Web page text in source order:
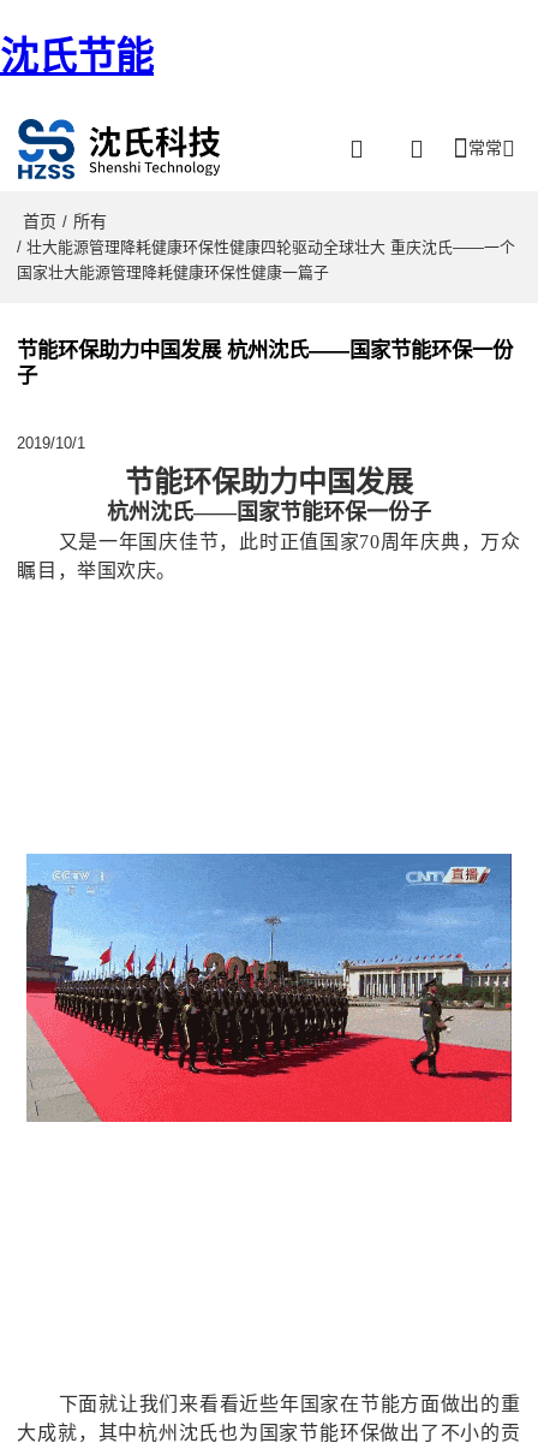
沈氏节能
常常
首页 / 所有
/ 壮大能源管理降耗健康环保性健康四轮驱动全球壮大 重庆沈氏——一个
国家壮大能源管理降耗健康环保性健康一篇子
节能环保助力中国发展 杭州沈氏——国家节能环保一份
子
2019/10/1
节能环保助力中国发展
杭州沈氏——国家节能环保一份子
又是一年国庆佳节，此时正值国家70周年庆典，万众
瞩目，举国欢庆。
下面就让我们来看看近些年国家在节能方面做出的重
大成就，其中杭州沈氏也为国家节能环保做出了不小的贡